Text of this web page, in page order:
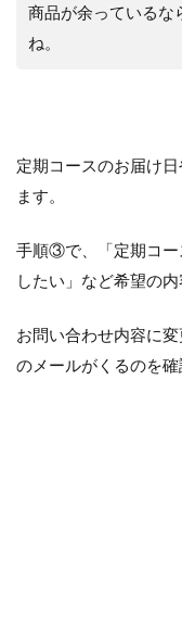
商品が余っているな
ね。
定期コースのお届け
ます。
手順③で、「定期コー
したい」など希望の
お問い合わせ内容に
のメールがくるのを確